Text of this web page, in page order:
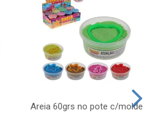
Areia 60grs no pote c/molde